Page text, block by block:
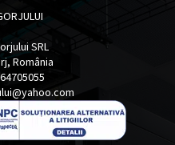
SRL
România